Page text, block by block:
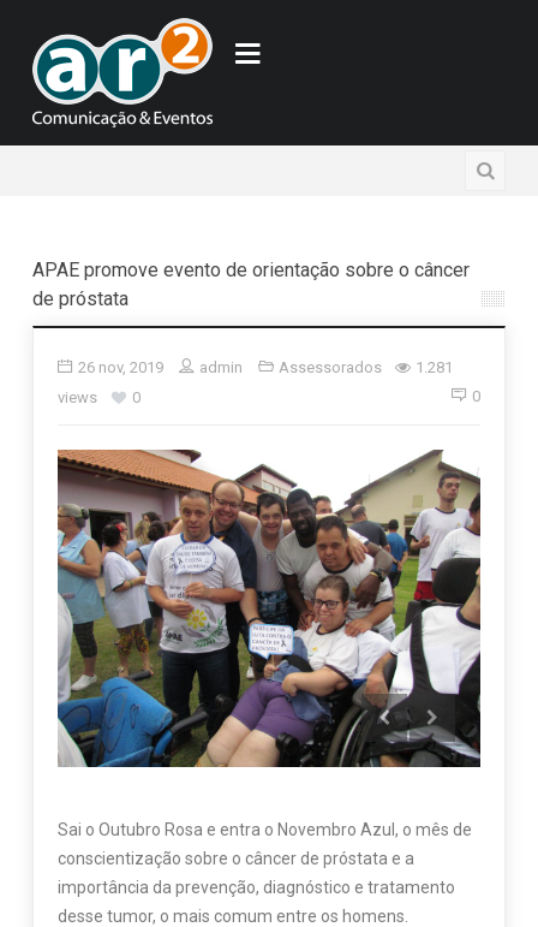
APAE promove evento de orientação sobre o câncer
de próstata
26 nov, 2019 admin Assessorados
1.281
views
0 0
Sai o Outubro Rosa e entra o Novembro Azul, o mês de
conscientização sobre o câncer de próstata e a
importância da prevenção, diagnóstico e tratamento
desse tumor, o mais comum entre os homens.